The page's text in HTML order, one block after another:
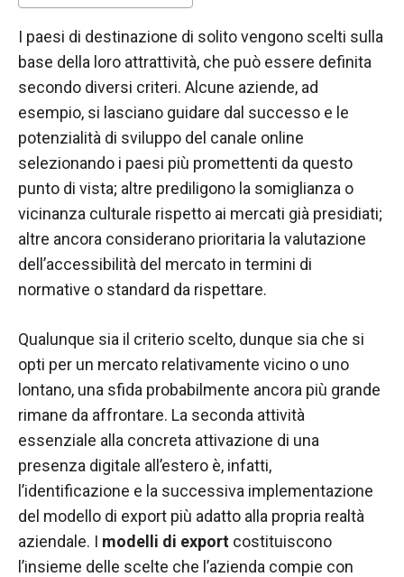
I paesi di destinazione di solito vengono scelti sulla
base della loro attrattività, che può essere definita
secondo diversi criteri. Alcune aziende, ad
esempio, si lasciano guidare dal successo e le
potenzialità di sviluppo del canale online
selezionando i paesi più promettenti da questo
punto di vista; altre prediligono la somiglianza o
vicinanza culturale rispetto ai mercati già presidiati;
altre ancora considerano prioritaria la valutazione
dell’accessibilità del mercato in termini di
normative o standard da rispettare.
Qualunque sia il criterio scelto, dunque sia che si
opti per un mercato relativamente vicino o uno
lontano, una sfida probabilmente ancora più grande
rimane da affrontare. La seconda attività
essenziale alla concreta attivazione di una
presenza digitale all’estero è, infatti,
l’identificazione e la successiva implementazione
del modello di export più adatto alla propria realtà
aziendale. I modelli di export costituiscono
l’insieme delle scelte che l’azienda compie con
sito Web.
Experience
Affinché il
nostro sito
Web funzioni
al meglio
durante la tua
visita. Se rifiuti
questi cookie,
alcune
funzionalità
scompariranno
dal sito web.
Marketing
Condividendo i
tuoi interessi e
comportamenti
mentre visiti il
nostro sito,
aumenti le
possibilità di
vedere
contenuti e
offerte
personalizzati.